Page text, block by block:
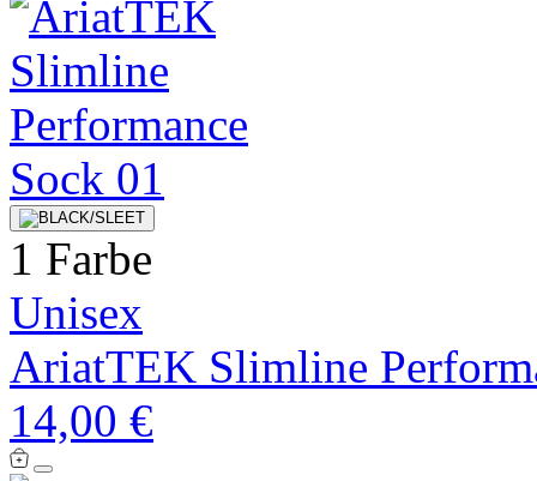
1 Farbe
Unisex
AriatTEK Slimline
14,00 €